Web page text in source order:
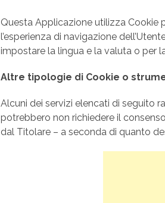
Questa Applicazione utilizza Cookie
l’esperienza di navigazione
impostare la lingua e la valuta o per
Altre tipologie di Cookie o
Alcuni dei servizi elencati di seguito
potrebbero non richiedere il
dal Titolare – a seconda di quanto